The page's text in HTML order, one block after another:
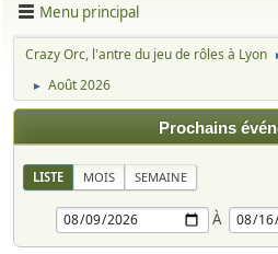
Menu principal
Crazy Orc, l'antre du jeu de rôles à Lyon
► Août 2026
Prochains
LISTE MOIS SEMAINE
À